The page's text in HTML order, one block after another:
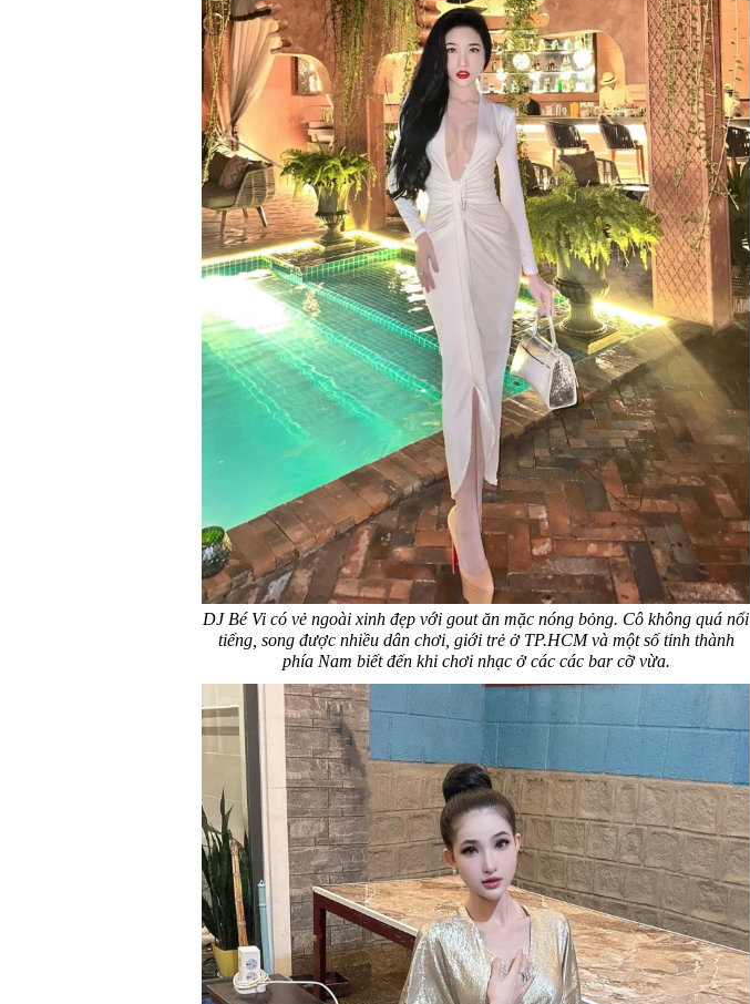
DJ Bé Vi có vẻ ngoài xinh đẹp với gout ăn mặc nóng bỏng. Cô không quá nổi
tiếng, song được nhiều dân chơi, giới trẻ ở TP.HCM và một số tỉnh thành
phía Nam biết đến khi chơi nhạc ở các các bar cỡ vừa.